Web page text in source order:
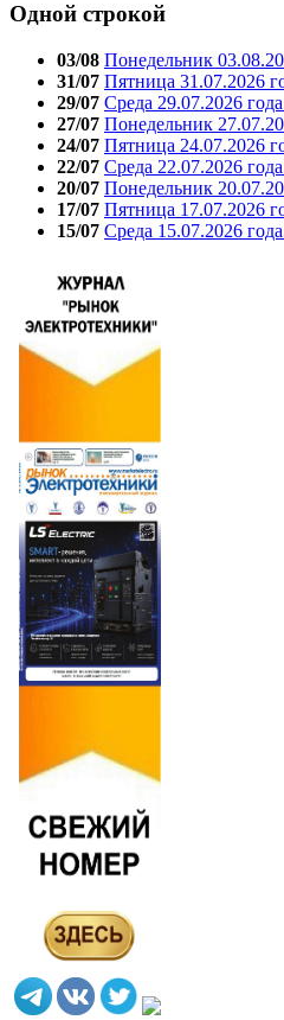
Одной строкой
03/08 Понедельник
31/07 Пятница 31.07.2026
29/07 Среда 29.07.2026
27/07 Понедельник
24/07 Пятница 24.07.2026
22/07 Среда 22.07.2026
20/07 Понедельник
17/07 Пятница 17.07.2026
15/07 Среда 15.07.2026